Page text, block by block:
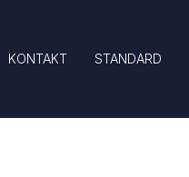
KONTAKT STANDARD